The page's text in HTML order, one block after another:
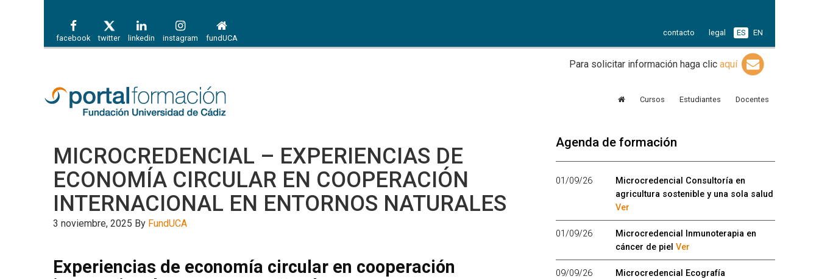
facebook twitter linkedin instagram fundUCA
contacto legal ES EN
Para solicitar información haga clicaquí
Cursos Estudiantes Docentes
MICROCREDENCIAL – EXPERIENCIAS DE
ECONOMÍA CIRCULAR EN COOPERACIÓN
INTERNACIONAL EN ENTORNOS NATURALES
3 noviembre, 2025 By FundUCA
Experiencias de economía circular en cooperación
Agenda de formación
01/09/26
Microcredencial Consultoría en
agricultura sostenible y una sola salud
Ver
01/09/26
Microcredencial Inmunoterapia en
cáncer de piel Ver
09/09/26
Microcredencial Ecografía